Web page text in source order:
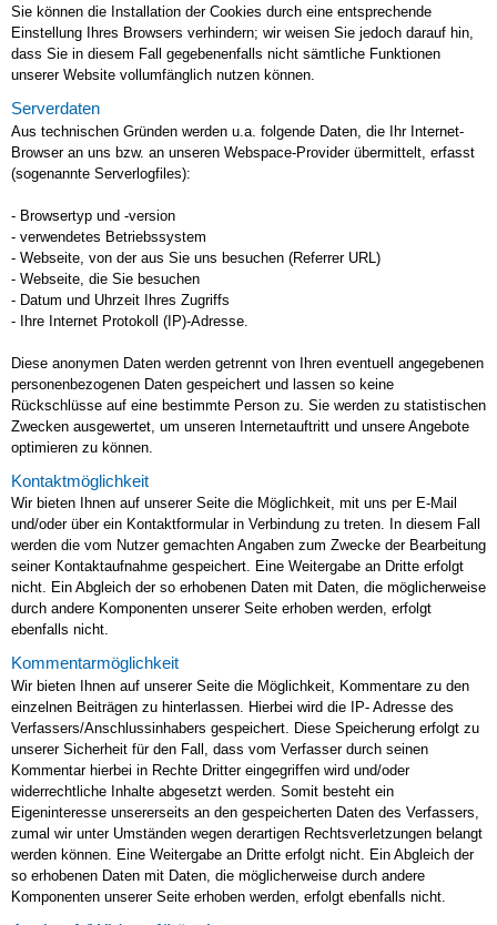
Sie können die Installation der Cookies durch eine entsprechende
Einstellung Ihres Browsers verhindern; wir weisen Sie jedoch darauf hin,
dass Sie in diesem Fall gegebenenfalls nicht sämtliche Funktionen
unserer Website vollumfänglich nutzen können.
Serverdaten
Aus technischen Gründen werden u.a. folgende Daten, die Ihr Internet-
Browser an uns bzw. an unseren Webspace-Provider übermittelt, erfasst
(sogenannte Serverlogfiles):
- Browsertyp und -version
- verwendetes Betriebssystem
- Webseite, von der aus Sie uns besuchen (Referrer URL)
- Webseite, die Sie besuchen
- Datum und Uhrzeit Ihres Zugriffs
- Ihre Internet Protokoll (IP)-Adresse.
Diese anonymen Daten werden getrennt von Ihren eventuell angegebenen
personenbezogenen Daten gespeichert und lassen so keine
Rückschlüsse auf eine bestimmte Person zu. Sie werden zu statistischen
Zwecken ausgewertet, um unseren Internetauftritt und unsere Angebote
optimieren zu können.
Kontaktmöglichkeit
Wir bieten Ihnen auf unserer Seite die Möglichkeit, mit uns per E-Mail
und/oder über ein Kontaktformular in Verbindung zu treten. In diesem Fall
werden die vom Nutzer gemachten Angaben zum Zwecke der Bearbeitung
seiner Kontaktaufnahme gespeichert. Eine Weitergabe an Dritte erfolgt
nicht. Ein Abgleich der so erhobenen Daten mit Daten, die möglicherweise
durch andere Komponenten unserer Seite erhoben werden, erfolgt
ebenfalls nicht.
Kommentarmöglichkeit
Wir bieten Ihnen auf unserer Seite die Möglichkeit, Kommentare zu den
einzelnen Beiträgen zu hinterlassen. Hierbei wird die IP- Adresse des
Verfassers/Anschlussinhabers gespeichert. Diese Speicherung erfolgt zu
unserer Sicherheit für den Fall, dass vom Verfasser durch seinen
Kommentar hierbei in Rechte Dritter eingegriffen wird und/oder
widerrechtliche Inhalte abgesetzt werden. Somit besteht ein
Eigeninteresse unsererseits an den gespeicherten Daten des Verfassers,
zumal wir unter Umständen wegen derartigen Rechtsverletzungen belangt
werden können. Eine Weitergabe an Dritte erfolgt nicht. Ein Abgleich der
so erhobenen Daten mit Daten, die möglicherweise durch andere
Komponenten unserer Seite erhoben werden, erfolgt ebenfalls nicht.